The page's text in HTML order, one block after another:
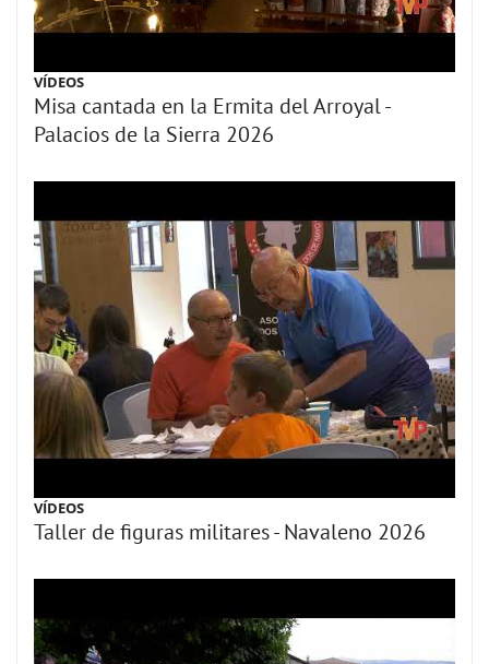
VÍDEOS
Misa cantada en la Ermita del Arroyal -
Palacios de la Sierra 2026
VÍDEOS
Taller de figuras militares - Navaleno 2026